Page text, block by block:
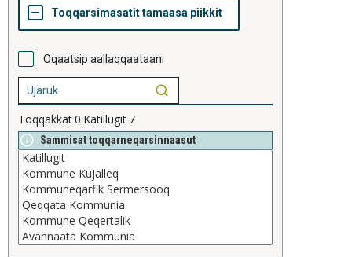
Oqaatsip aallaqqaataani
Toqqakkat0 Katillugit 7
Sammisat toqqarneqarsinnaasut